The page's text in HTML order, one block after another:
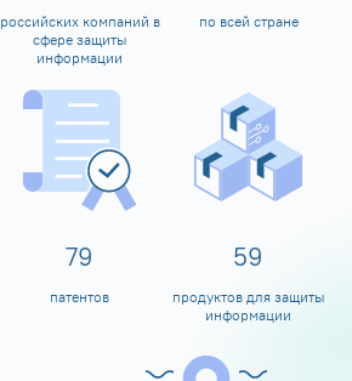
российских компаний в
сфере защиты
информации
по всей стране
80
патентов
60
продуктов для защиты
информации